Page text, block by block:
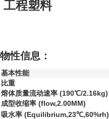
工程塑料
物性信息：
基本性能
比重
熔体质量流动速率 (190℃/2.16kg)
成型收缩率 (flow,2.00MM)
吸水率 (Equilibrium,23℃,60%rh)